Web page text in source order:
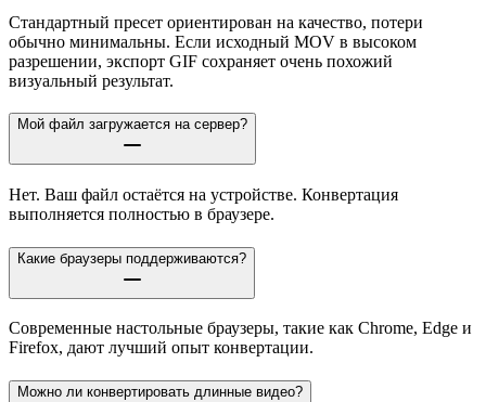
Стандартный пресет ориентирован на качество, потери
обычно минимальны. Если исходный MOV в высоком
разрешении, экспорт GIF сохраняет очень похожий
визуальный результат.
Мой файл загружается на сервер?
Нет. Ваш файл остаётся на устройстве. Конвертация
выполняется полностью в браузере.
Какие браузеры поддерживаются?
Современные настольные браузеры, такие как Chrome, Edge и
Firefox, дают лучший опыт конвертации.
Можно ли конвертировать длинные видео?